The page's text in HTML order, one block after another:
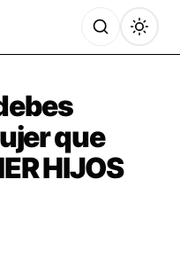
que
HIJOS